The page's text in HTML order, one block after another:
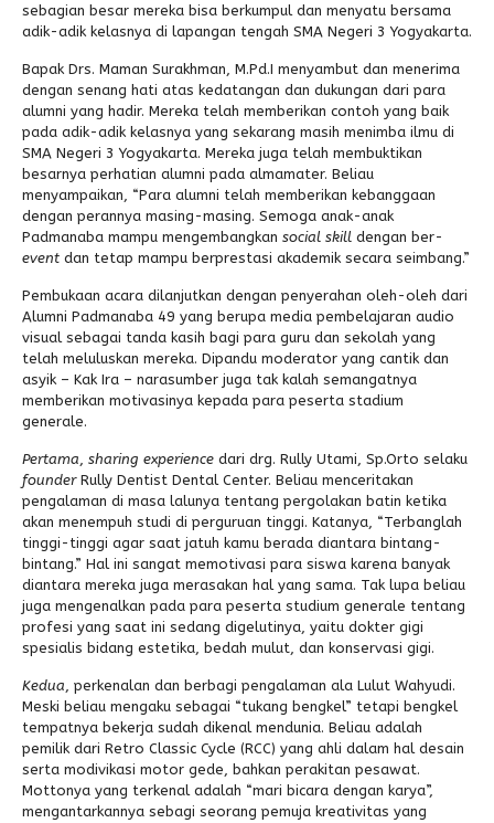
Antologi Puisi 3
Antologi Cerpen B.Inggris
sebagian besar mereka bisa berkumpul dan menyatu bersama
adik-adik kelasnya di lapangan tengah SMA Negeri 3 Yogyakarta.
Bapak Drs. Maman Surakhman, M.Pd.I menyambut dan menerima
dengan senang hati atas kedatangan dan dukungan dari para
alumni yang hadir. Mereka telah memberikan contoh yang baik
pada adik-adik kelasnya yang sekarang masih menimba ilmu di
SMA Negeri 3 Yogyakarta. Mereka juga telah membuktikan
besarnya perhatian alumni pada almamater. Beliau
menyampaikan, “Para alumni telah memberikan kebanggaan
dengan perannya masing-masing. Semoga anak-anak
Padmanaba mampu mengembangkan social skill dengan ber-
event dan tetap mampu berprestasi akademik secara seimbang.”
Pembukaan acara dilanjutkan dengan penyerahan oleh-oleh dari
Alumni Padmanaba 49 yang berupa media pembelajaran audio
visual sebagai tanda kasih bagi para guru dan sekolah yang
telah meluluskan mereka. Dipandu moderator yang cantik dan
asyik – Kak Ira – narasumber juga tak kalah semangatnya
memberikan motivasinya kepada para peserta stadium
generale.
Pertama, sharing experience dari drg. Rully Utami, Sp.Orto selaku
founderRully Dentist Dental Center. Beliau menceritakan
pengalaman di masa lalunya tentang pergolakan batin ketika
akan menempuh studi di perguruan tinggi. Katanya, “Terbanglah
tinggi-tinggi agar saat jatuh kamu berada diantara bintang-
bintang.” Hal ini sangat memotivasi para siswa karena banyak
diantara mereka juga merasakan hal yang sama. Tak lupa beliau
juga mengenalkan pada para peserta studium generale tentang
profesi yang saat ini sedang digelutinya, yaitu dokter gigi
spesialis bidang estetika, bedah mulut, dan konservasi gigi.
Kedua, perkenalan dan berbagi pengalaman ala Lulut Wahyudi.
Meski beliau mengaku sebagai “tukang bengkel” tetapi bengkel
tempatnya bekerja sudah dikenal mendunia. Beliau adalah
pemilik dari Retro Classic Cycle (RCC) yang ahli dalam hal desain
serta modivikasi motor gede, bahkan perakitan pesawat.
Mottonya yang terkenal adalah “mari bicara dengan karya”,
mengantarkannya sebagi seorang pemuja kreativitas yang